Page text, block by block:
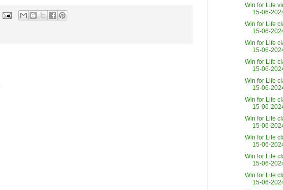
Win for Life
15-06-
Win for Life
15-06-
Win for Life
15-06-
Win for Life
15-06-
Win for Life
15-06-
Win for Life
15-06-
Win for Life
15-06-
Win for Life
15-06-
Win for Life
15-06-
Win for Life
15-06-